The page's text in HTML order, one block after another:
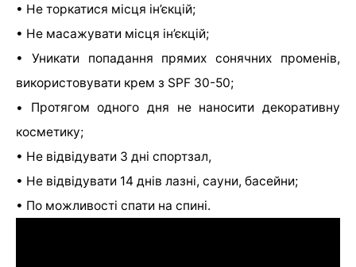
• Не торкатися місця ін’єкцій;
• Не масажувати місця ін’єкцій;
• Уникати попадання прямих сонячних променів,
використовувати крем з SPF 30-50;
• Протягом одного дня не наносити декоративну
косметику;
• Не відвідувати 3 дні спортзал,
• Не відвідувати 14 днів лазні, сауни, басейни;
• По можливості спати на спині.